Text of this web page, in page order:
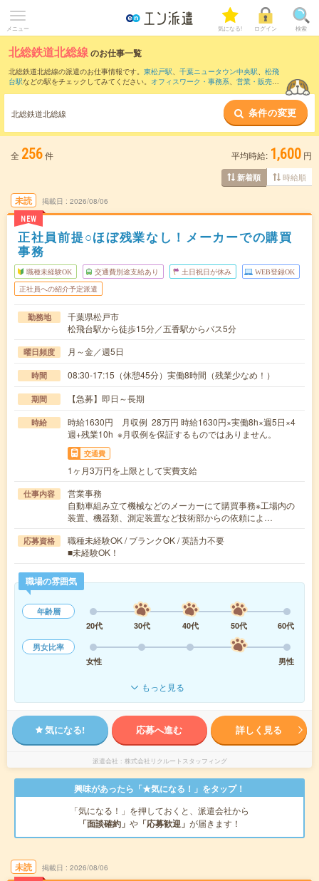
メニュー 気になる! ログイン 検索
北総鉄道北総線のお仕事一覧
北総鉄道北総線の派遣のお仕事情報です。 東松戸駅、 千葉ニュータウン中央駅、 松飛
台駅などの駅をチェックしてみてください。 オフィスワーク・事務系、 営業・販売・
などのこだわり条件で絞り込んでいただけます。
北総鉄道北総線 条件の変更
全 256件 平均時給: 1,600 円
新着順 時給順
未読
NEW
掲載日 2026/08/06
正社員前提○ほぼ残業なし！メーカーでの購買
事務
職種未経験OK 交通費別途支給あり 土日祝日が休み WEB登録OK
正社員への紹介予定派遣
勤務地
千葉県松戸市
松飛台駅から徒歩15分／五香駅からバス5分
曜日頻度 月～金／週5日
時間 08:30-17:15（休憩45分）実働8時間（残業少なめ！）
期間 【急募】即日～長期
時給
時給1630円 月収例 28万円 時給1630円×実働8h×週5日×4
週+残業10h ※月収例を保証するものではありません。
交通費
1ヶ月3万円を上限として実費支給
仕事内容
営業事務
自動車組み立て機械などのメーカーにて購買事務※工場内の
装置、機器類、測定装置など技術部からの依頼によ…
応募資格
職種未経験OK / ブランクOK / 英語力不要
■未経験OK！
職場の雰囲気
年齢層
20代
30代 40代 50代
60代
男女比率
女性
男性
もっと見る
気になる! 応募へ進む 詳しく見る
派遣会社 株式会社リクルートスタッフィング
興味があったら「★気になる！」をタップ！
「気になる！」を押しておくと、派遣会社から
「面談確約」 や 「応募歓迎」 が届きます！
未読 掲載日 2026/08/06